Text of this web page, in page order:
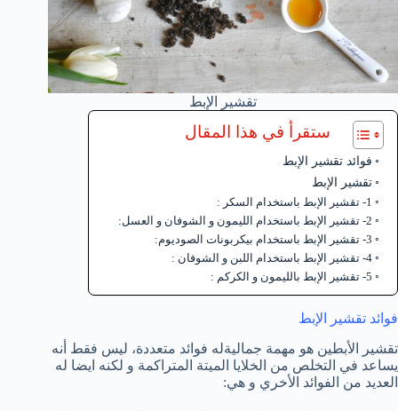
تقشير الإبط
ستقرأ في هذا المقال
فوائد تقشير الإبط
تقشير الإبط
1- تقشير الإبط باستخدام السكر :
2- تقشير الإبط باستخدام الليمون و الشوفان و العسل:
3- تقشير الإبط باستخدام بيكربونات الصوديوم:
4- تقشير الإبط باستخدام اللبن و الشوفان :
5- تقشير الإبط بالليمون و الكركم :
فوائد تقشير الإبط
تقشير الأبطين هو مهمة جماليةله فوائد متعددة، ليس فقط أنه
يساعد في التخلص من الخلايا الميتة المتراكمة و لكنه ايضا له
العديد من الفوائد الأخري و هي: